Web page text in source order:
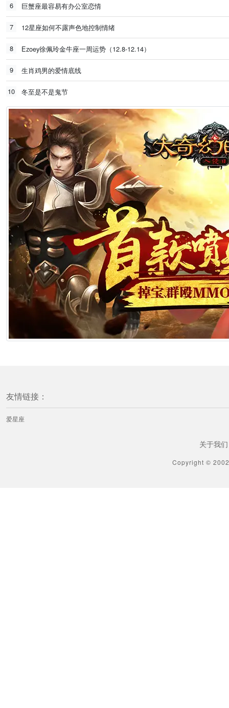
6 巨蟹座最容易有办公室恋情
7 12星座如何不露声色地控制情绪
8 Ezoey徐佩玲金牛座一周运势（12.8-12.14）
9 生肖鸡男的爱情底线
10 冬至是不是鬼节
友情链接：
爱星座
关于我们
Copyright ©